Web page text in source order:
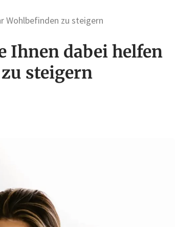
Wohlbefinden zu steigern
Ihnen dabei helfen
steigern